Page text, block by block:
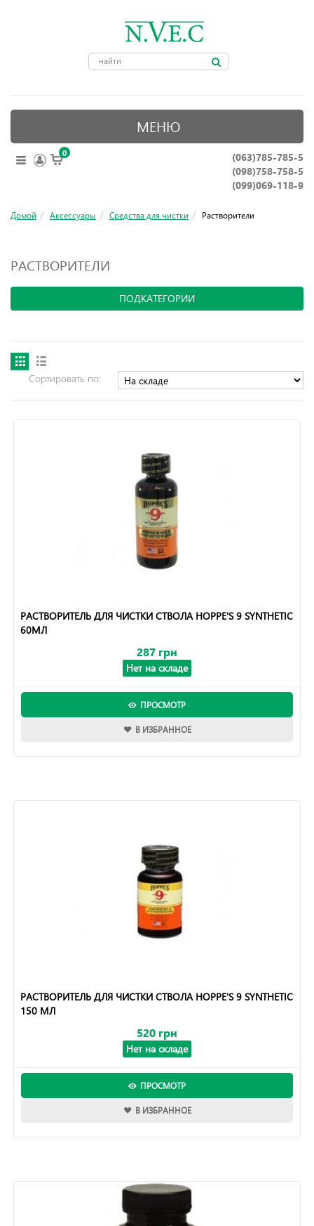
МЕНЮ
ОПТИЧЕСКИЕ ПРИБОРЫ
ПРИНАДЛЕЖНОСТИ ДЛЯ ОХОТЫ
НОЖИ, ИНСТРУМЕНТЫ
0
(063)785-785-5
(098)758-758-5
(099)069-118-9
Домой Аксессуары Средства для чистки Растворители
РАСТВОРИТЕЛИ
ПОДКАТЕГОРИИ
Сортировать по:
РАСТВОРИТЕЛЬ ДЛЯ ЧИСТКИ СТВОЛА HOPPE'S 9 SYNTHETIC
60МЛ
287 грн
Нет на складе
ПРОСМОТР
В ИЗБРАННОЕ
РАСТВОРИТЕЛЬ ДЛЯ ЧИСТКИ СТВОЛА HOPPE'S 9 SYNTHETIC
150 МЛ
520 грн
Нет на складе
ПРОСМОТР
В ИЗБРАННОЕ